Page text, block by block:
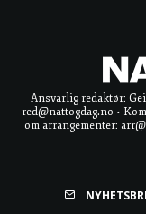
Ansvarlig redaktør:
red@nattogdag.no •
om arrangementer: